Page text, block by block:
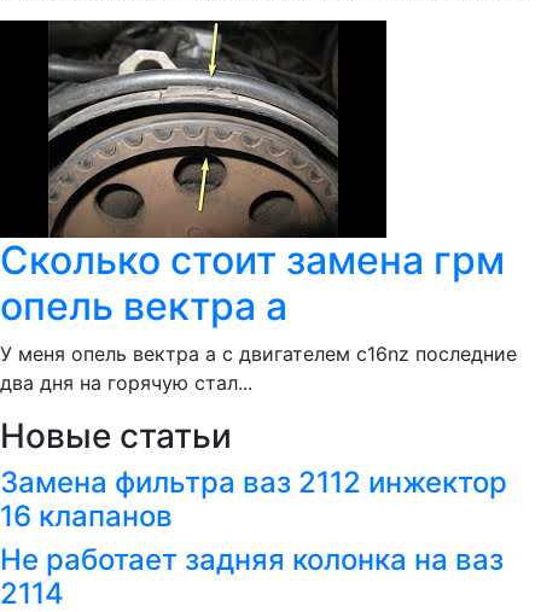
Сколько стоит замена грм
опель вектра а
У меня опель вектра а с двигателем c16nz последние
два дня на горячую стал...
Новые статьи
Замена фильтра ваз 2112 инжектор
16 клапанов
Не работает задняя колонка на ваз
2114